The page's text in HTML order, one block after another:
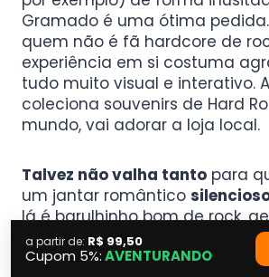
Gramado é uma ótima
quem não é fã hardcore de
experiência em si costuma
tudo muito visual e interativo.
coleciona souvenirs de Hard
mundo, vai adorar a loja local.
Talvez não valha tanto para
um jantar romântico
lá é barulhinho bom de rock,
Também não é a melhor
algo típico da culinária
a partir de: R$ 99,50
Cupom 5%:AVENTURANDO